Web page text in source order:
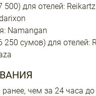
для отелей:
Namangan
сумов) для отелей:
чем за 24 часа